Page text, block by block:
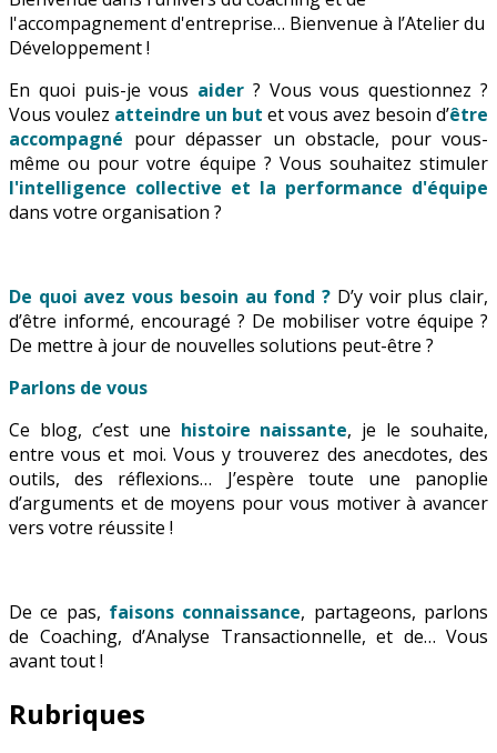
l'accompagnement d'entreprise… Bienvenue à l’Atelier du
Développement !
En quoi puis-je vous aider ? Vous vous questionnez ?
Vous voulez atteindre un but et vous avez besoin d’être
accompagné pour dépasser un obstacle, pour vous-
même ou pour votre équipe ? Vous souhaitez stimuler
l'intelligence collective et la performance d'équipe
dans votre organisation ?
De quoi avez vous besoin au fond ? D’y voir plus clair,
d’être informé, encouragé ? De mobiliser votre équipe ?
De mettre à jour de nouvelles solutions peut-être ?
Parlons de vous
Ce blog, c’est une histoire naissante, je le souhaite,
entre vous et moi. Vous y trouverez des anecdotes, des
outils, des réflexions… J’espère toute une panoplie
d’arguments et de moyens pour vous motiver à avancer
vers votre réussite !
De ce pas, faisons connaissance, partageons, parlons
de Coaching, d’Analyse Transactionnelle, et de… Vous
avant tout !
Rubriques